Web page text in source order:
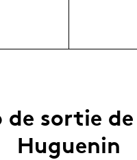
de sortie
Huguenin